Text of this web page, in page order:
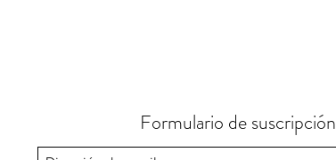
Formulario de suscripción